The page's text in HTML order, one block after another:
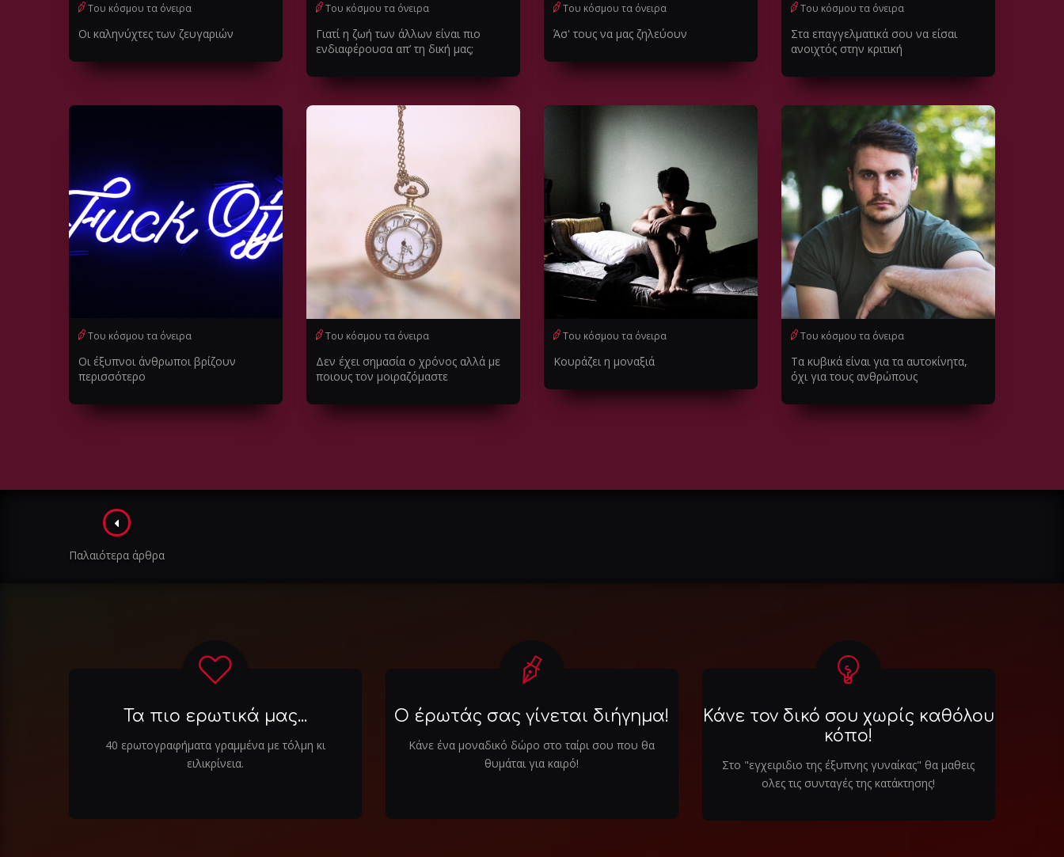
Του κόσμου τα όνειρα
Οι καληνύχτες των ζευγαριών
Του κόσμου τα όνειρα
Γιατί η ζωή των άλλων είναι πιο
ενδιαφέρουσα απ’ τη δική μας;
Του κόσμου τα όνειρα
Άσ' τους να μας ζηλεύουν
Του κόσμου τα όνειρα
Στα επαγγελματικά σου να είσαι
ανοιχτός στην κριτική
Του κόσμου τα όνειρα
Οι έξυπνοι άνθρωποι βρίζουν
περισσότερο
Του κόσμου τα όνειρα
Δεν έχει σημασία ο χρόνος αλλά με
ποιους τον μοιραζόμαστε
Του κόσμου τα όνειρα
Κουράζει η μοναξιά
Του κόσμου τα όνειρα
Τα κυβικά είναι για τα αυτοκίνητα,
όχι για τους ανθρώπους
Πλοήγηση
στα
Παλαιότερα άρθρα
Τα πιο ερωτικά μας...
40 ερωτογραφήματα γραμμένα με τόλμη κι
ειλικρίνεια.
Ο έρωτάς σας γίνεται διήγημα!
Κάνε ένα μοναδικό δώρο στο ταίρι σου που θα
θυμάται για καιρό!
Κάνε τον δικό σου χωρίς καθόλου
κόπο!
Στο "εγχειριδιο της έξυπνης γυναίκας" θα μαθεις
ολες τις συνταγές της κατάκτησης!